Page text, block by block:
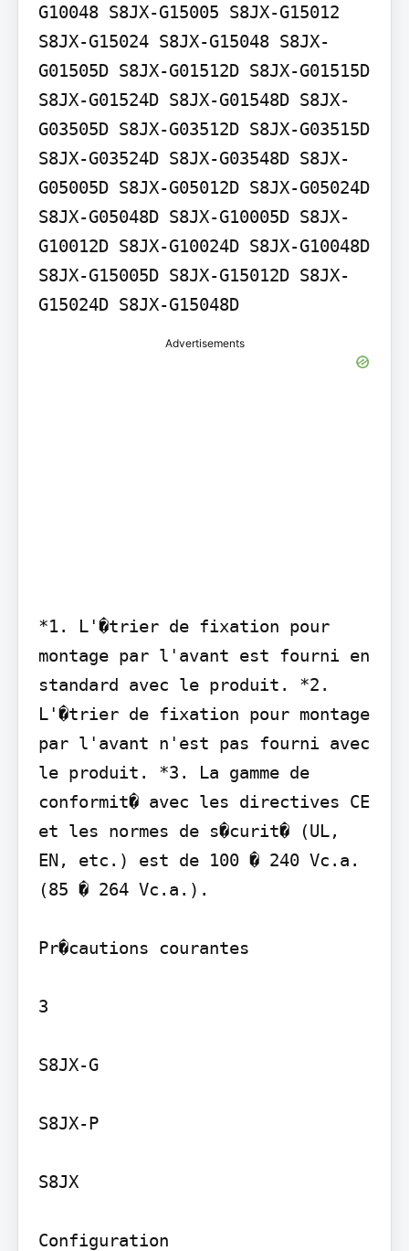
G10048 S8JX-G15005 S8JX-G15012
S8JX-G15024 S8JX-G15048 S8JX-
G01505D S8JX-G01512D S8JX-G01515D
S8JX-G01524D S8JX-G01548D S8JX-
G03505D S8JX-G03512D S8JX-G03515D
S8JX-G03524D S8JX-G03548D S8JX-
G05005D S8JX-G05012D S8JX-G05024D
S8JX-G05048D S8JX-G10005D S8JX-
G10012D S8JX-G10024D S8JX-G10048D
S8JX-G15005D S8JX-G15012D S8JX-
G15024D S8JX-G15048D
Advertisements
*1. L'�trier de fixation pour
montage par l'avant est fourni en
standard avec le produit. *2.
L'�trier de fixation pour montage
par l'avant n'est pas fourni avec
le produit. *3. La gamme de
conformit� avec les directives CE
et les normes de s�curit� (UL,
EN, etc.) est de 100 � 240 Vc.a.
(85 � 264 Vc.a.).
Pr�cautions courantes
3
S8JX-G
S8JX-P
S8JX
Configuration